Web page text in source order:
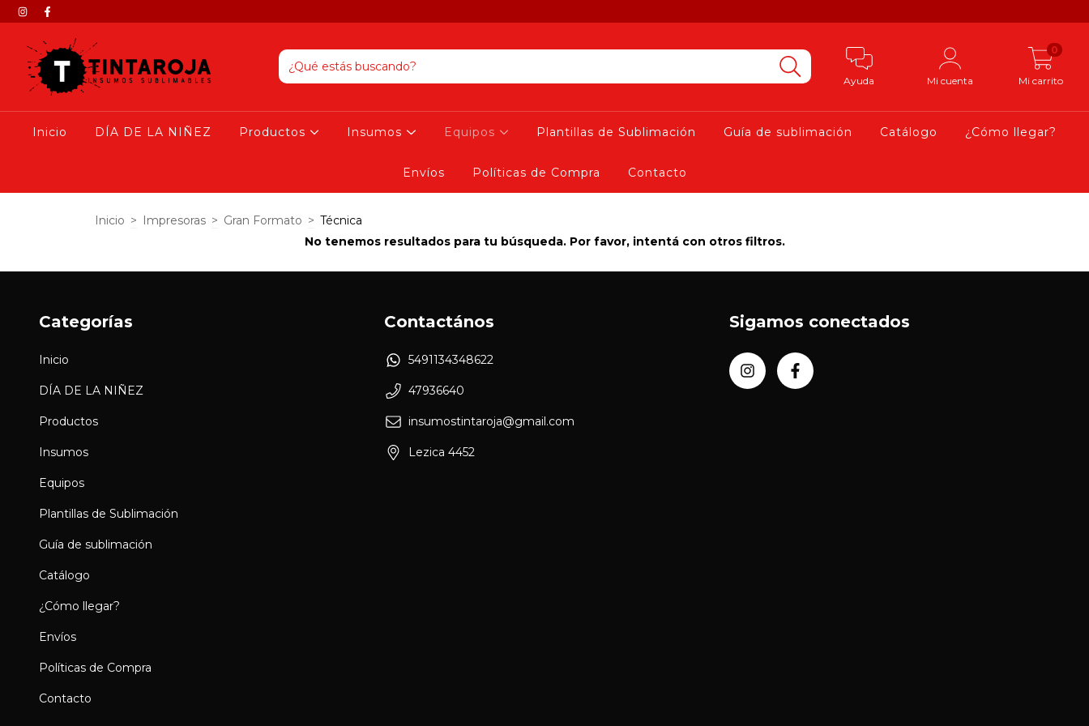
Ayuda Mi cuenta Mi carrito
0
Inicio DÍA DE LA NIÑEZ Productos Insumos Equipos Plantillas de Sublimación Guía de sublimación Catálogo ¿Cómo llegar?
Envíos Políticas de Compra Contacto
Inicio > Impresoras > Gran Formato > Técnica
No tenemos resultados para tu búsqueda. Por favor, intentá con otros filtros.
Categorías
Inicio
DÍA DE LA NIÑEZ
Productos
Insumos
Equipos
Plantillas de Sublimación
Guía de sublimación
Catálogo
¿Cómo llegar?
Envíos
Políticas de Compra
Contacto
Contactános
5491134348622
47936640
insumostintaroja@gmail.com
Lezica 4452
Sigamos conectados